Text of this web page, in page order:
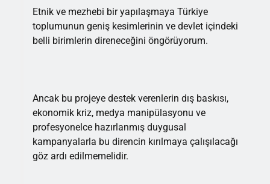
Etnik ve mezhebi bir yapılaşmaya Türkiye
toplumunun geniş kesimlerinin ve devlet içindeki
belli birimlerin direneceğini öngörüyorum.
Ancak bu projeye destek verenlerin dış baskısı,
ekonomik kriz, medya manipülasyonu ve
profesyonelce hazırlanmış duygusal
kampanyalarla bu direncin kırılmaya çalışılacağı
göz ardı edilmemelidir.